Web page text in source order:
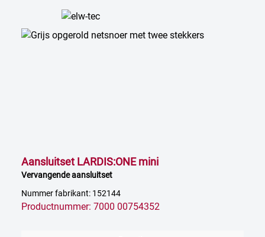
Aansluitset LARDIS:ONE mini
Vervangende aansluitset
Nummer fabrikant: 152144
Productnummer: 7000 00754352